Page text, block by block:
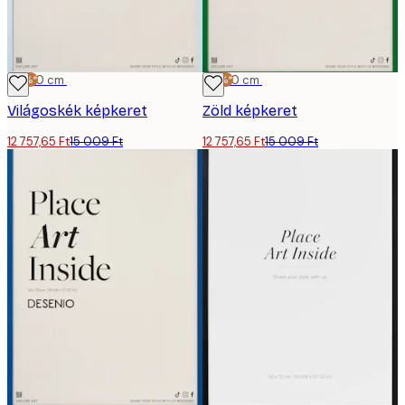
-15%*
50x70 cm
Világoskék képkeret
12 757,65 Ft15 009 Ft
-15%*
50x70 cm
Zöld képkeret
12 757,65 Ft15 009 Ft